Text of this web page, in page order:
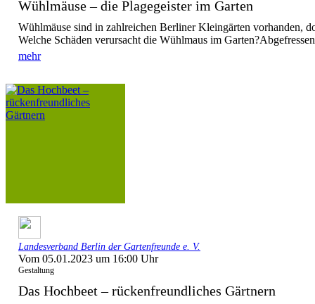
Wühlmäuse – die Plagegeister im Garten
Wühlmäuse sind in zahlreichen Berliner Kleingärten vorhanden,
Welche Schäden verursacht die Wühlmaus im
mehr
Landesverband Berlin der Gartenfreunde e. V.
Vom 05.01.2023 um 16:00 Uhr
Gestaltung
Das Hochbeet – rückenfreundliches Gärtnern